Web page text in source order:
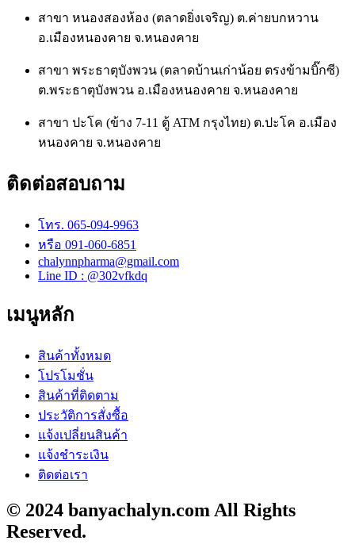
สาขา หนองสองห้อง (ตลาดยิ่งเจริญ) ต.ค่ายบกหวาน
อ.เมืองหนองคาย จ.หนองคาย
สาขา พระธาตุบังพวน (ตลาดบ้านเก่าน้อย ตรงข้ามบิ๊กซี)
ต.พระธาตุบังพวน อ.เมืองหนองคาย จ.หนองคาย
สาขา ปะโค (ข้าง 7-11 ตู้ ATM กรุงไทย) ต.ปะโค อ.เมือง
หนองคาย จ.หนองคาย
ติดต่อสอบถาม
โทร. 065-094-9963
หรือ 091-060-6851
chalynnpharma@gmail.com
Line ID : @302vfkdq
เมนูหลัก
สินค้าทั้งหมด
โปรโมชั่น
สินค้าที่ติดตาม
ประวัติการสั่งซื้อ
แจ้งเปลี่ยนสินค้า
แจ้งชำระเงิน
ติดต่อเรา
© 2024 banyachalyn.com All Rights
Reserved.